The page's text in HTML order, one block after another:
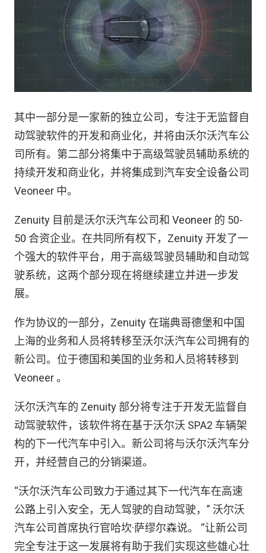
其中一部分是一家新的独立公司，专注于无监督自
动驾驶软件的开发和商业化，并将由沃尔沃汽车公
司所有。第二部分将集中于高级驾驶员辅助系统的
持续开发和商业化，并将集成到汽车安全设备公司
Veoneer 中。
Zenuity 目前是沃尔沃汽车公司和 Veoneer 的 50-
50 合资企业。在共同所有权下，Zenuity 开发了一
个强大的软件平台，用于高级驾驶员辅助和自动驾
驶系统，这两个部分现在将继续建立并进一步发
展。
作为协议的一部分，Zenuity 在瑞典哥德堡和中国
上海的业务和人员将转移至沃尔沃汽车公司拥有的
新公司。位于德国和美国的业务和人员将转移到
Veoneer 。
沃尔沃汽车的 Zenuity 部分将专注于开发无监督自
动驾驶软件，该软件将在基于沃尔沃 SPA2 车辆架
构的下一代汽车中引入。新公司将与沃尔沃汽车分
开，并经营自己的分销渠道。
“沃尔沃汽车公司致力于通过其下一代汽车在高速
公路上引入安全，无人驾驶的自动驾驶，” 沃尔沃
汽车公司首席执行官哈坎·萨缪尔森说。 “让新公司
完全专注于这一发展将有助于我们实现这些雄心壮